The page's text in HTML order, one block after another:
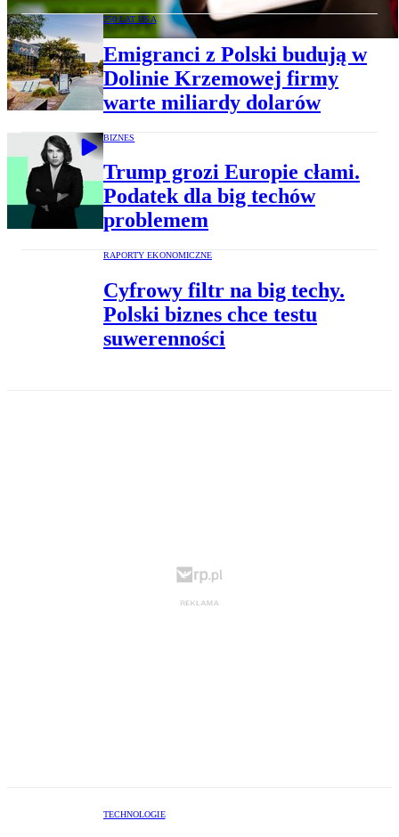
250 LAT USA
Emigranci z Polski budują w
Dolinie Krzemowej firmy
warte miliardy dolarów
BIZNES
Trump grozi Europie cłami.
Podatek dla big techów
problemem
RAPORTY EKONOMICZNE
Cyfrowy filtr na big techy.
Polski biznes chce testu
suwerenności
TECHNOLOGIE